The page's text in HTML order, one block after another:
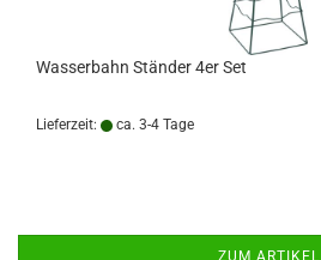
Wasserbahn Ständer 4er Set
Lieferzeit: ca. 3-4 Tage
ZUM ARTIKEL